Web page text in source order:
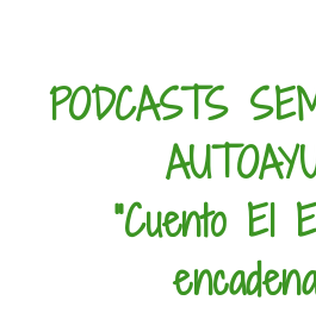
PODCASTS
"Cuento El